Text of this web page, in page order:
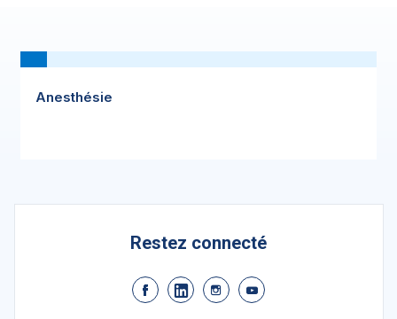
Anesthésie
Restez connecté